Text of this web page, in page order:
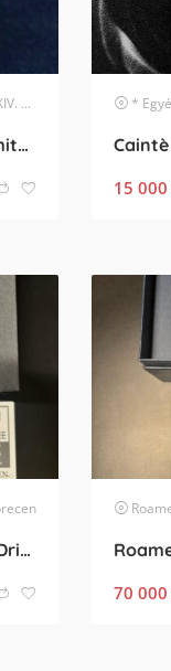
Vostok Europe Kékes Limited Edition
* Egyéb,
15 000
Citizen CA7067-11H – EcoDrive
70 000